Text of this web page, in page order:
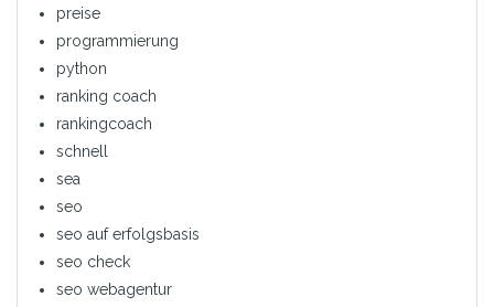
preise
programmierung
python
ranking coach
rankingcoach
schnell
sea
seo
seo auf erfolgsbasis
seo check
seo webagentur